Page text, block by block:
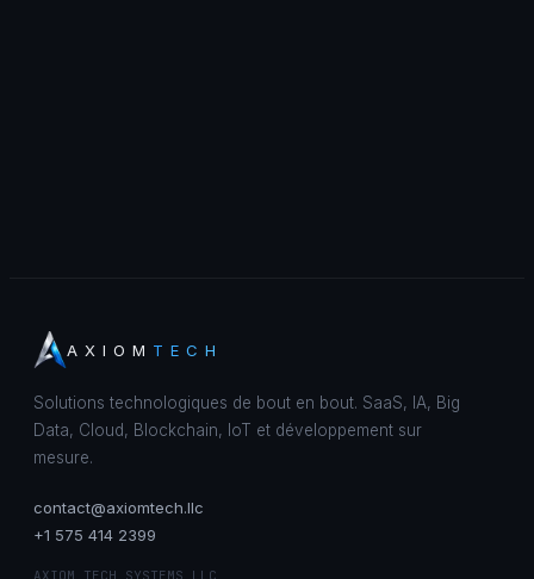
AXIOM TECH
Solutions technologiques de bout en bout. SaaS, IA, Big
Data, Cloud, Blockchain, IoT et développement sur
mesure.
contact@axiomtech.llc
+1 575 414 2399
AXIOM TECH SYSTEMS LLC